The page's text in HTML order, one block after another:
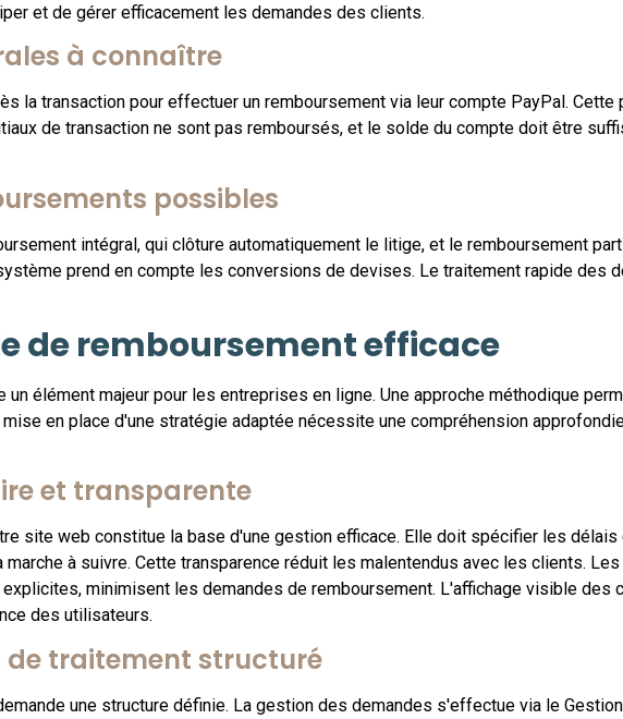
et de gérer efficacement les demandes des clients.
à connaître
la transaction pour effectuer un remboursement via leur compte PayPal.
de transaction ne sont pas remboursés, et le solde du compte doit être
possibles
intégral, qui clôture automatiquement le litige, et le remboursement
prend en compte les conversions de devises. Le traitement rapide des
de remboursement efficace
élément majeur pour les entreprises en ligne. Une approche méthodique
en place d'une stratégie adaptée nécessite une compréhension
et transparente
site web constitue la base d'une gestion efficace. Elle doit spécifier les délais
à suivre. Cette transparence réduit les malentendus avec les clients.
minimisent les demandes de remboursement. L'affichage visible des
des utilisateurs.
de traitement structuré
une structure définie. La gestion des demandes s'effectue via le